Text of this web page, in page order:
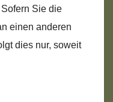
Sie die
einen anderen
dies nur, soweit